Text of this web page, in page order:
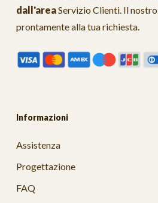
dall'areaServizio Clienti. Il
prontamente alla tua richiesta.
Informazioni
Assistenza
Progettazione
FAQ